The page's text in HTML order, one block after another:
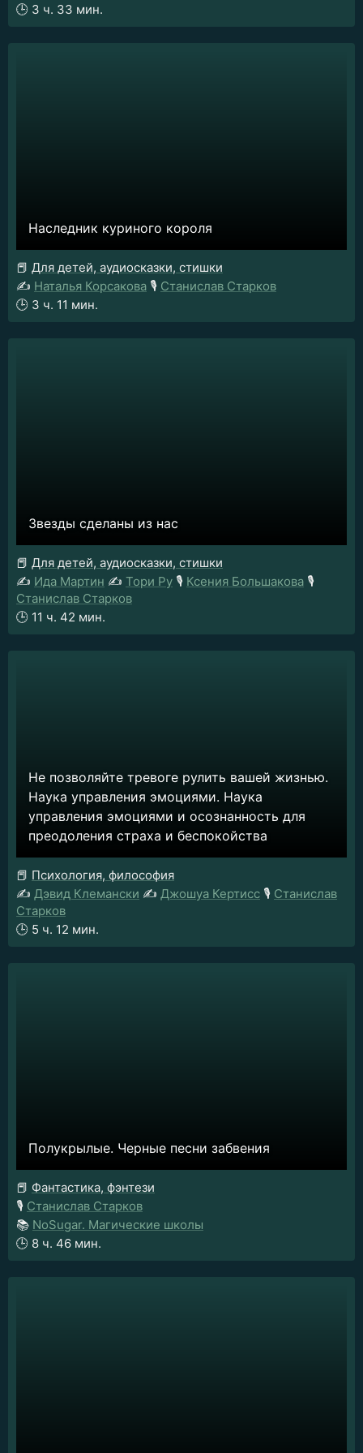
🕒 3 ч. 33 мин.
Наследник куриного короля
📕 Для детей, аудиосказки, стишки
✍️ Наталья Корсакова 🎙️ Станислав Старков
🕒 3 ч. 11 мин.
Звезды сделаны из нас
📕 Для детей, аудиосказки, стишки
✍️ Ида Мартин ✍️ Тори Ру 🎙️ Ксения Большакова 🎙️
Станислав Старков
🕒 11 ч. 42 мин.
Не позволяйте тревоге рулить вашей жизнью.
Наука управления эмоциями. Наука
управления эмоциями и осознанность для
преодоления страха и беспокойства
📕 Психология, философия
✍️ Дэвид Клемански ✍️ Джошуа Кертисс 🎙️ Станислав
Старков
🕒 5 ч. 12 мин.
Полукрылые. Черные песни забвения
📕 Фантастика, фэнтези
🎙️ Станислав Старков
📚 NoSugar. Магические школы
🕒 8 ч. 46 мин.